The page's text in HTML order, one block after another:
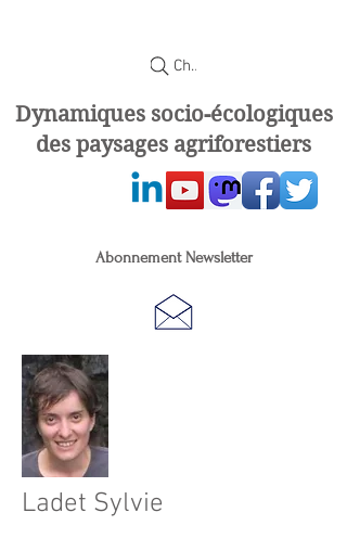
Chercher
Dynamiques socio-écologiques
des paysages agriforestiers
Abonnement Newsletter
Ladet Sylvie